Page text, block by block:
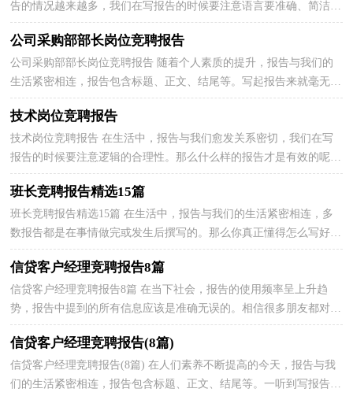
告的情况越来越多，我们在写报告的时候要注意语言要准确、简洁。
写起报告来就毫无头绪？下面是小编帮大家整理的岗...
公司采购部部长岗位竞聘报告
公司采购部部长岗位竞聘报告 随着个人素质的提升，报告与我们的
生活紧密相连，报告包含标题、正文、结尾等。写起报告来就毫无头
绪？下面是小编帮大家整理的公司采购部部长岗位竞...
技术岗位竞聘报告
技术岗位竞聘报告 在生活中，报告与我们愈发关系密切，我们在写
报告的时候要注意逻辑的合理性。那么什么样的报告才是有效的呢？
以下是小编整理的技术岗位竞聘报告，仅供参考，大家一...
班长竞聘报告精选15篇
班长竞聘报告精选15篇 在生活中，报告与我们的生活紧密相连，多
数报告都是在事情做完或发生后撰写的。那么你真正懂得怎么写好报
告吗？以下是小编整理的班长竞聘报告，仅供参考，大家...
信贷客户经理竞聘报告8篇
信贷客户经理竞聘报告8篇 在当下社会，报告的使用频率呈上升趋
势，报告中提到的所有信息应该是准确无误的。相信很多朋友都对写
报告感到非常苦恼吧，以下是小编帮大家整理的信贷客...
信贷客户经理竞聘报告(8篇)
信贷客户经理竞聘报告(8篇) 在人们素养不断提高的今天，报告与我
们的生活紧密相连，报告包含标题、正文、结尾等。一听到写报告就